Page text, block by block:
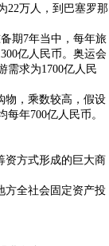
22万人，到巴塞罗那
期7年当中，每年旅
亿人民币。奥运会
需求为1700亿人民
，乘数较高，假设
年700亿人民币。
方式形成的巨大商
全社会固定资产投